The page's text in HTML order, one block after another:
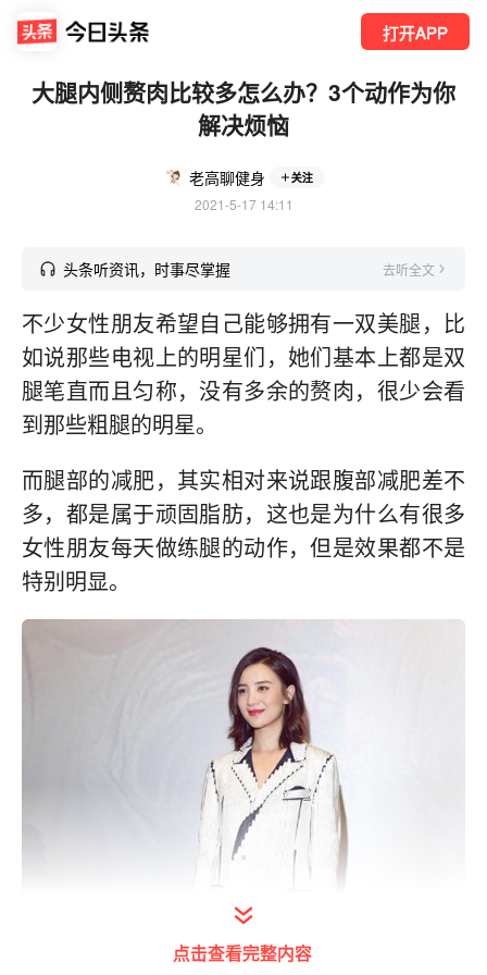
打开APP
大腿内侧赘肉比较多怎么办？3个动作为你
解决烦恼
老高聊健身 关注
2021-5-17 14:11
头条听资讯，时事尽掌握 去听全文
不少女性朋友希望自己能够拥有一双美腿，比
如说那些电视上的明星们，她们基本上都是双
腿笔直而且匀称，没有多余的赘肉，很少会看
到那些粗腿的明星。
而腿部的减肥，其实相对来说跟腹部减肥差不
多，都是属于顽固脂肪，这也是为什么有很多
女性朋友每天做练腿的动作，但是效果都不是
特别明显。
点击查看完整内容